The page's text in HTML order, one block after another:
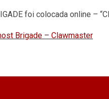
foi colocada online –
Brigade – Clawmaster